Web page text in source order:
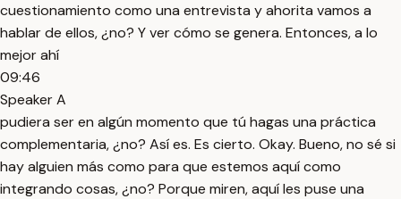
cuestionamiento como una entrevista y ahorita vamos a
hablar de ellos, ¿no? Y ver cómo se genera. Entonces, a lo
mejor ahí
09:46
Speaker A
pudiera ser en algún momento que tú hagas una práctica
complementaria, ¿no? Así es. Es cierto. Okay. Bueno, no sé si
hay alguien más como para que estemos aquí como
integrando cosas, ¿no? Porque miren, aquí les puse una